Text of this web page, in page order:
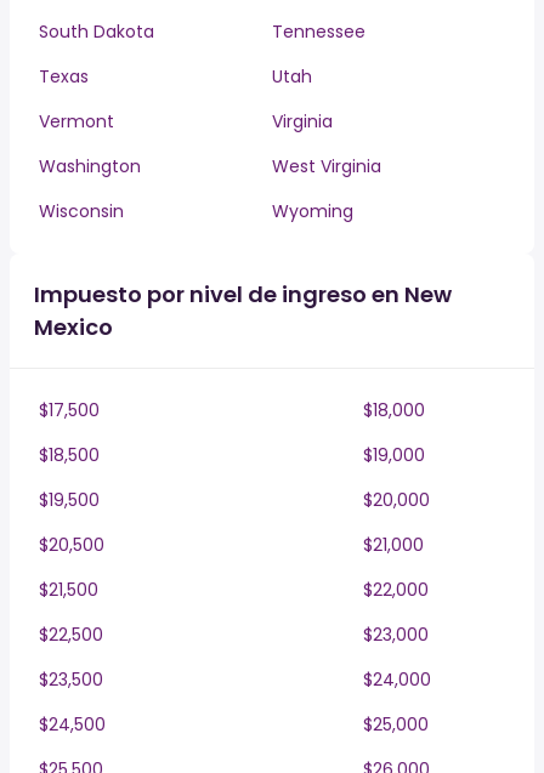
South Dakota
Tennessee
Texas
Utah
Vermont
Virginia
Washington
West Virginia
Wisconsin
Wyoming
Impuesto por nivel de ingreso en New
Mexico
$17,500
$18,000
$18,500
$19,000
$19,500
$20,000
$20,500
$21,000
$21,500
$22,000
$22,500
$23,000
$23,500
$24,000
$24,500
$25,000